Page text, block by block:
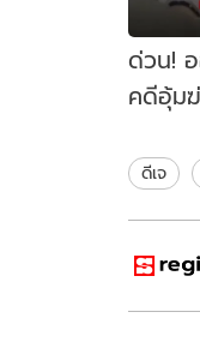
ด่วน!
คดีอุ้มฆ่
ดีเจ